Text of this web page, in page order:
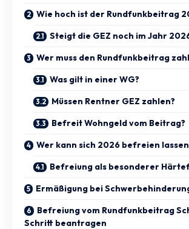
Wie hoch ist der Rundfunkbeitrag
Steigt die GEZ noch im Jahr
Wer muss den Rundfunkbeitrag
Was gilt in einer WG?
Müssen Rentner GEZ zahlen?
Befreit Wohngeld vom Beitrag?
Wer kann sich 2026 befreien
Befreiung als besonderer
Ermäßigung bei
Befreiung vom Rundfunkbeitrag
Schritt beantragen